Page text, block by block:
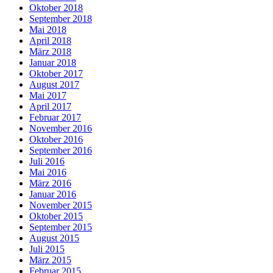
Oktober 2018
September 2018
Mai 2018
April 2018
März 2018
Januar 2018
Oktober 2017
August 2017
Mai 2017
April 2017
Februar 2017
November 2016
Oktober 2016
September 2016
Juli 2016
Mai 2016
März 2016
Januar 2016
November 2015
Oktober 2015
September 2015
August 2015
Juli 2015
März 2015
Februar 2015